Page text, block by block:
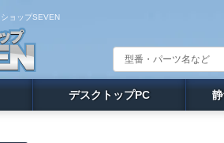
ョップSEVEN
デスクトップPC